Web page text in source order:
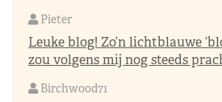
Pieter
Leuke blog! Zo’n lichtblauwe
zou volgens mij nog steeds
Birchwood71